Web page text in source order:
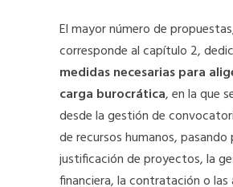
El mayor número de
corresponde al capítulo 2,
medidas necesarias para
carga burocrática, en la que
desde la gestión de
de recursos humanos, pasando
justificación de proyectos, la
financiera, la contratación o las